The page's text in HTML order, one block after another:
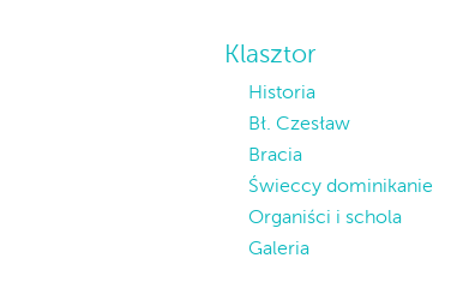
Klasztor
Historia
Bł. Czesław
Bracia
Świeccy dominikanie
Organiści i schola
Galeria